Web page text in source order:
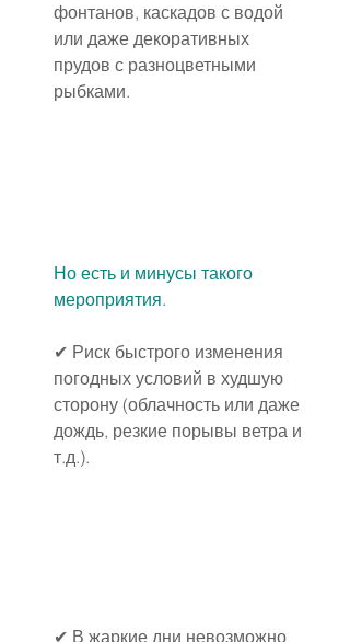
фонтанов, каскадов с водой
или даже декоративных
прудов с разноцветными
рыбками.
Но есть и минусы такого
мероприятия.
✔ Риск быстрого изменения
погодных условий в худшую
сторону (облачность или даже
дождь, резкие порывы ветра и
т.д.).
✔ В жаркие дни невозможно